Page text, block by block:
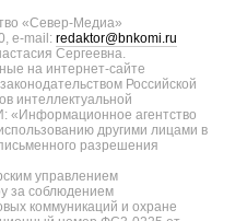
«Север-Медиа»
e-mail: redaktor@bnkomi.ru
Сергеевна.
на интернет-сайте
Российской
интеллектуальной
«Информационное агентство
другими лицами в
разрешения
управлением
за соблюдением
коммуникаций и охране